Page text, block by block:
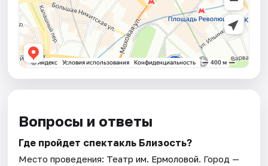
Вопросы и ответы
Где пройдет спектакль Близость?
Место проведения: Театр им. Ермоловой. Город —